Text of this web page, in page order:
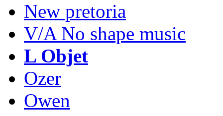
New pretoria
V/A No shape music
L Objet
Ozer
Owen